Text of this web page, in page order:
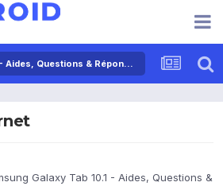
Samsung Galaxy Tab 10.1 - Aides, Questions & Réponses
Galaxy Tab 10.1 - Aides, Questions &